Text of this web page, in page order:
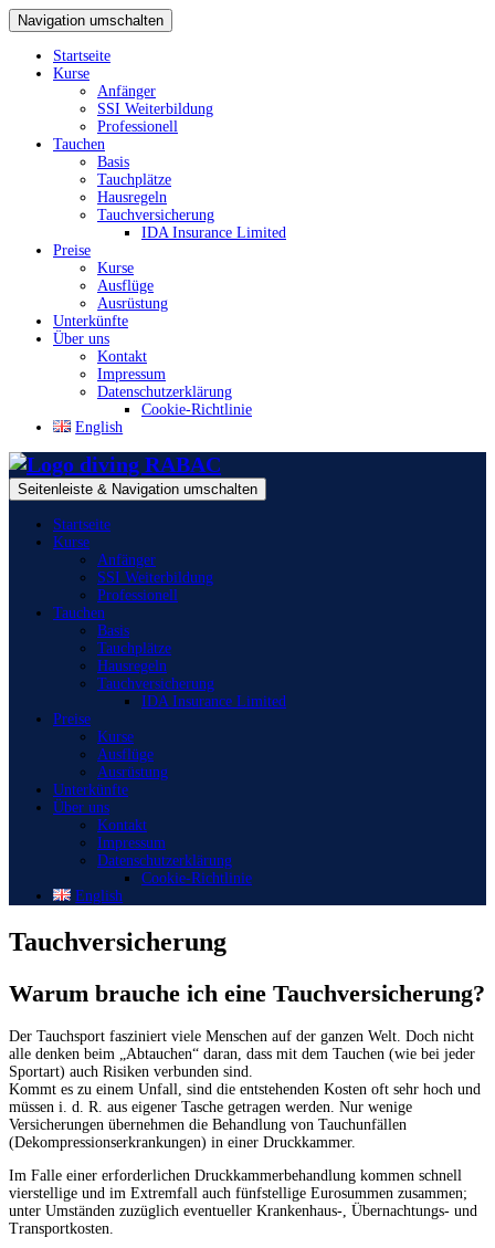
Navigation umschalten
Startseite
Kurse
Anfänger
SSI Weiterbildung
Professionell
Tauchen
Basis
Tauchplätze
Hausregeln
Tauchversicherung
IDA Insurance Limited
Preise
Kurse
Ausflüge
Ausrüstung
Unterkünfte
Über uns
Kontakt
Impressum
Datenschutzerklärung
Cookie-Richtlinie
English
Seitenleiste & Navigation umschalten
Startseite
Kurse
Anfänger
SSI Weiterbildung
Professionell
Tauchen
Basis
Tauchplätze
Hausregeln
Tauchversicherung
IDA Insurance Limited
Preise
Kurse
Ausflüge
Ausrüstung
Unterkünfte
Über uns
Kontakt
Impressum
Datenschutzerklärung
Cookie-Richtlinie
English
Tauchversicherung
Warum brauche ich eine Tauchversicherung?
Der Tauchsport fasziniert viele Menschen auf der ganzen Welt. Doch nicht
alle denken beim „Abtauchen“ daran, dass mit dem Tauchen (wie bei jeder
Sportart) auch Risiken verbunden sind.
Kommt es zu einem Unfall, sind die entstehenden Kosten oft sehr hoch und
müssen i. d. R. aus eigener Tasche getragen werden. Nur wenige
Versicherungen übernehmen die Behandlung von Tauchunfällen
(Dekompressionserkrankungen) in einer Druckkammer.
Im Falle einer erforderlichen Druckkammerbehandlung kommen schnell
vierstellige und im Extremfall auch fünfstellige Eurosummen zusammen;
unter Umständen zuzüglich eventueller Krankenhaus-, Übernachtungs- und
Transportkosten.